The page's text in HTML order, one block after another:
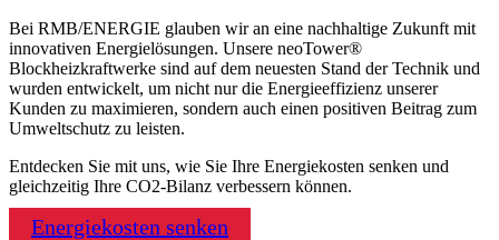
Bei RMB/ENERGIE glauben wir an eine nachhaltige Zukunft mit
innovativen Energielösungen. Unsere neoTower®
Blockheizkraftwerke sind auf dem neuesten Stand der Technik und
wurden entwickelt, um nicht nur die Energieeffizienz unserer
Kunden zu maximieren, sondern auch einen positiven Beitrag zum
Umweltschutz zu leisten.
Entdecken Sie mit uns, wie Sie Ihre Energiekosten senken und
gleichzeitig Ihre CO2-Bilanz verbessern können.
Energiekosten senken